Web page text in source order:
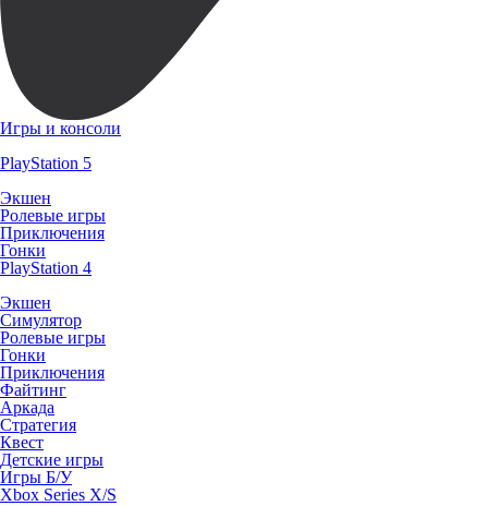
Игры и консоли
PlayStation 5
Экшен
Ролевые игры
Приключения
Гонки
PlayStation 4
Экшен
Симулятор
Ролевые игры
Гонки
Приключения
Файтинг
Аркада
Стратегия
Квест
Детские игры
Игры Б/У
Xbox Series X/S